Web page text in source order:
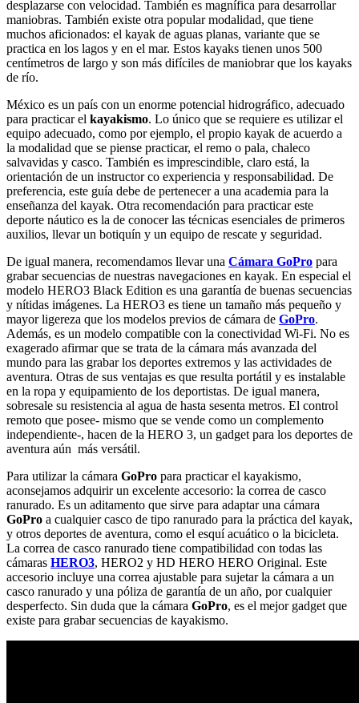
desplazarse con velocidad. También es magnífica para desarrollar
maniobras. También existe otra popular modalidad, que tiene
muchos aficionados: el kayak de aguas planas, variante que se
practica en los lagos y en el mar. Estos kayaks tienen unos 500
centímetros de largo y son más difíciles de maniobrar que los kayaks
de río.
México es un país con un enorme potencial hidrográfico, adecuado
para practicar el kayakismo. Lo único que se requiere es utilizar el
equipo adecuado, como por ejemplo, el propio kayak de acuerdo a
la modalidad que se piense practicar, el remo o pala, chaleco
salvavidas y casco. También es imprescindible, claro está, la
orientación de un instructor co experiencia y responsabilidad. De
preferencia, este guía debe de pertenecer a una academia para la
enseñanza del kayak. Otra recomendación para practicar este
deporte náutico es la de conocer las técnicas esenciales de primeros
auxilios, llevar un botiquín y un equipo de rescate y seguridad.
De igual manera, recomendamos llevar una Cámara GoPro para
grabar secuencias de nuestras navegaciones en kayak. En especial el
modelo HERO3 Black Edition es una garantía de buenas secuencias
y nítidas imágenes. La HERO3 es tiene un tamaño más pequeño y
mayor ligereza que los modelos previos de cámara de GoPro.
Además, es un modelo compatible con la conectividad Wi-Fi. No es
exagerado afirmar que se trata de la cámara más avanzada del
mundo para las grabar los deportes extremos y las actividades de
aventura. Otras de sus ventajas es que resulta portátil y es instalable
en la ropa y equipamiento de los deportistas. De igual manera,
sobresale su resistencia al agua de hasta sesenta metros. El control
remoto que posee- mismo que se vende como un complemento
independiente-, hacen de la HERO 3, un gadget para los deportes de
aventura aún más versátil.
Para utilizar la cámara GoPro para practicar el kayakismo,
aconsejamos adquirir un excelente accesorio: la correa de casco
ranurado. Es un aditamento que sirve para adaptar una cámara
GoPro a cualquier casco de tipo ranurado para la práctica del kayak,
y otros deportes de aventura, como el esquí acuático o la bicicleta.
La correa de casco ranurado tiene compatibilidad con todas las
cámaras HERO3, HERO2 y HD HERO HERO Original. Este
accesorio incluye una correa ajustable para sujetar la cámara a un
casco ranurado y una póliza de garantía de un año, por cualquier
desperfecto. Sin duda que la cámara GoPro, es el mejor gadget que
existe para grabar secuencias de kayakismo.